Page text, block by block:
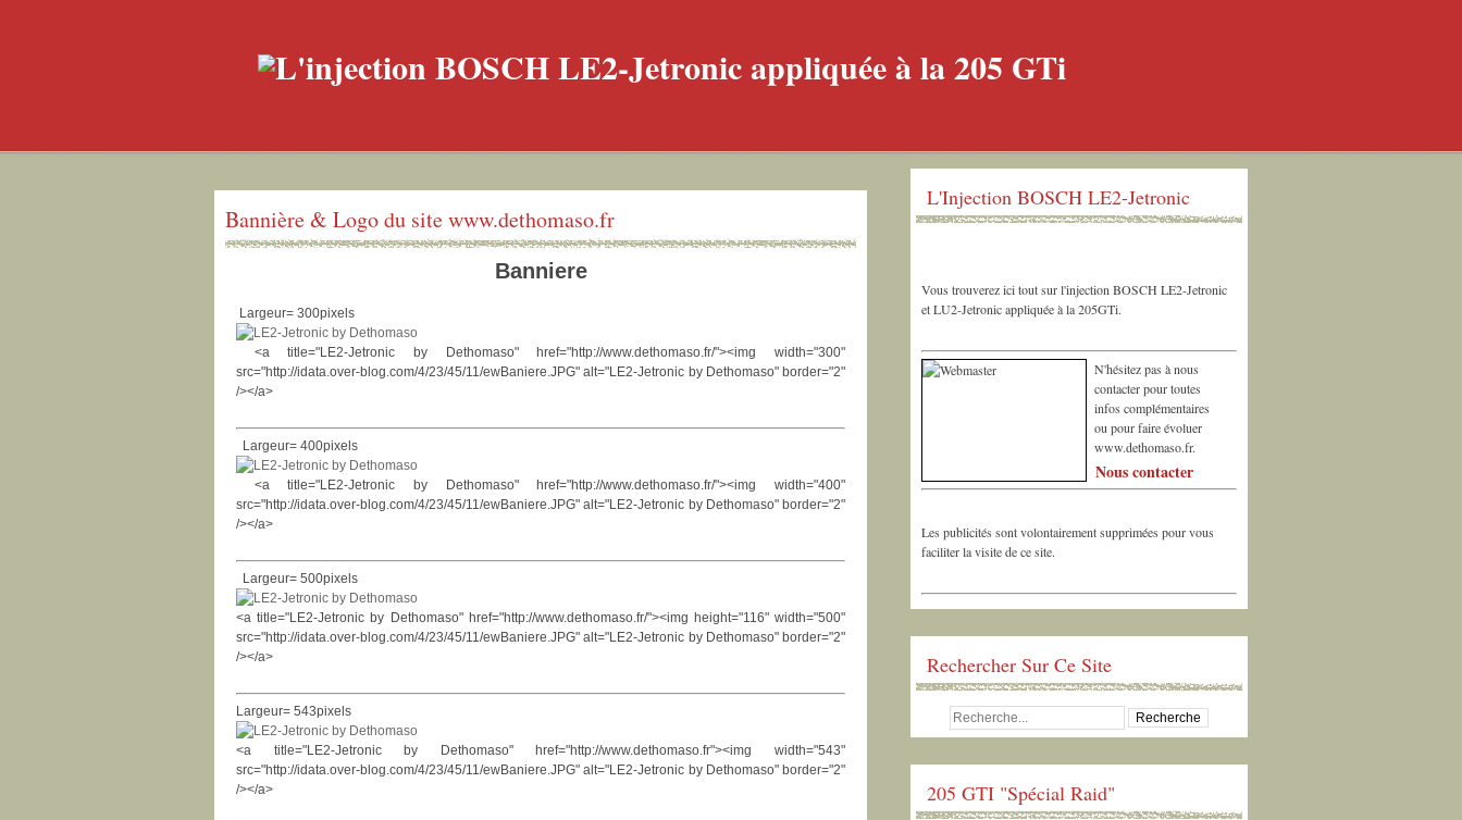
Bannière & Logo du site www.dethomaso.fr
Banniere
Largeur= 300pixels
<a title="LE2-Jetronic by Dethomaso" href="http://www.dethomaso.fr/"><img width="300"
src="http://idata.over-blog.com/4/23/45/11/ewBaniere.JPG" alt="LE2-Jetronic by Dethomaso" border="2"
/></a>
Largeur= 400pixels
<a title="LE2-Jetronic by Dethomaso" href="http://www.dethomaso.fr/"><img width="400"
src="http://idata.over-blog.com/4/23/45/11/ewBaniere.JPG" alt="LE2-Jetronic by Dethomaso" border="2"
/></a>
Largeur= 500pixels
<a title="LE2-Jetronic by Dethomaso" href="http://www.dethomaso.fr/"><img height="116" width="500"
src="http://idata.over-blog.com/4/23/45/11/ewBaniere.JPG" alt="LE2-Jetronic by Dethomaso" border="2"
/></a>
Largeur= 543pixels
<a title="LE2-Jetronic by Dethomaso" href="http://www.dethomaso.fr"><img width="543"
src="http://idata.over-blog.com/4/23/45/11/ewBaniere.JPG" alt="LE2-Jetronic by Dethomaso" border="2"
/></a>
L'Injection BOSCH LE2-Jetronic
Vous trouverez ici tout sur l'injection BOSCH LE2-Jetronic
et LU2-Jetronic appliquée à la 205GTi.
N'hésitez pas à nous
contacter pour toutes
infos complémentaires
ou pour faire évoluer
www.dethomaso.fr.
Nous contacter
Les publicités sont volontairement supprimées pour vous
faciliter la visite de ce site.
Rechercher Sur Ce Site
205 GTI "Spécial Raid"